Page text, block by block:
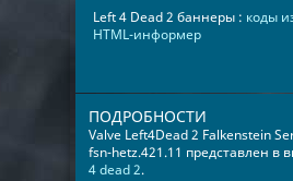
Left 4 Dead 2 баннеры : коды
HTML-информер
ПОДРОБНОСТИ
Valve Left4Dead 2 Falkenstein
fsn-hetz.421.11 представлен в
4 dead 2.